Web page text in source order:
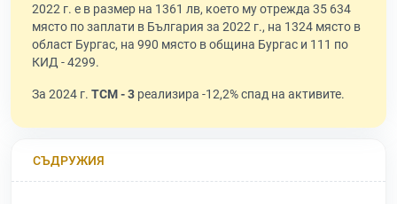
2022 г. е в размер на 1361 лв, което му отрежда 35 634
място по заплати в България за 2022 г., на 1324 място в
област Бургас, на 990 място в община Бургас и 111 по
КИД - 4299.
За 2024 г. ТСМ - 3 реализира -12,2% спад на активите.
СЪДРУЖИЯ